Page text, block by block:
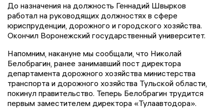
До назначения на должность Геннадий Швырков
работал на руководящих должностях в сфере
юриспруденции, дорожного и городского хозяйства.
Окончил Воронежский государственный университет.
Напомним, накануне мы сообщали, что Николай
Белобрагин, ранее занимавший пост директора
департамента дорожного хозяйства министерства
транспорта и дорожного хозяйства Тульской области,
покинул правительство. Теперь Белобрагин трудится
первым заместителем директора «Тулаавтодора».